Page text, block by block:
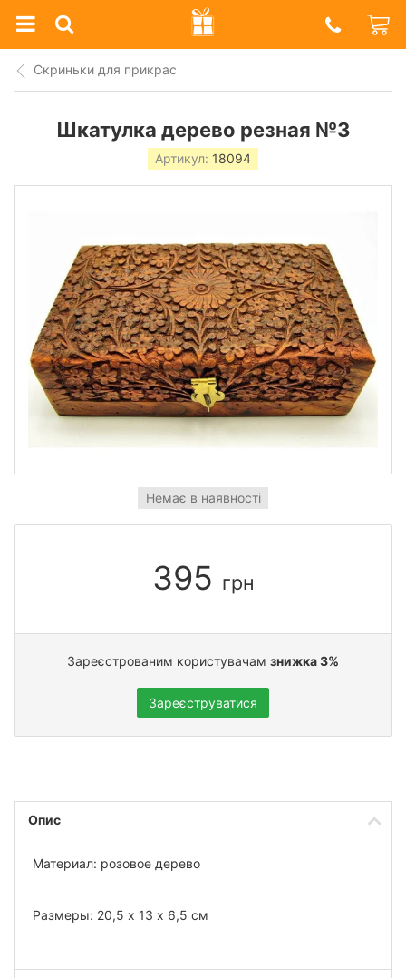
Prazdnik
Shop
Скриньки для прикрас
Шкатулка дерево резная №3
Артикул: 18094
Немає в наявності
395 грн
Зареєстрованим користувачам знижка 3%
Зареєструватися
Опис
Материал: розовое дерево
Размеры: 20,5 х 13 х 6,5 см